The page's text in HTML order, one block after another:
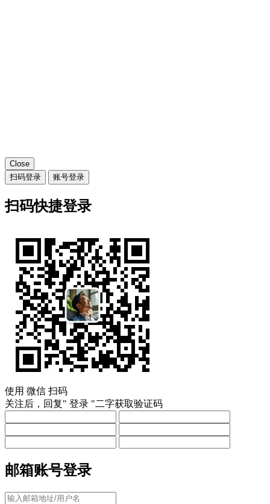
Close
扫码登录
账号登录
扫码快捷登录
使用 微信 扫码
关注后，回复" 登录 "二字获取验证码
邮箱账号登录